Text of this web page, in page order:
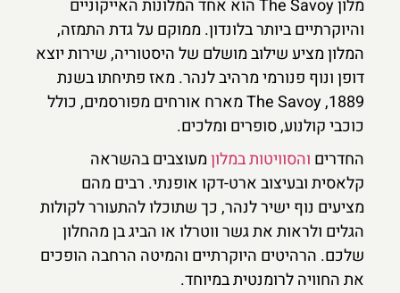
מלון The Savoy הוא אחד המלונות האייקוניים
והיוקרתיים ביותר בלונדון. ממוקם על גדת התמזה,
המלון מציע שילוב מושלם של היסטוריה, שירות יוצא
דופן ונוף פנורמי מרהיב לנהר. מאז פתיחתו בשנת
1889, The Savoy מארח אורחים מפורסמים, כולל
כוכבי קולנוע, סופרים ומלכים.
החדריםוהסוויטות במלוןמעוצבים בהשראה
קלאסית ובעיצוב ארט-דקו אופנתי. רבים מהם
מציעים נוף ישיר לנהר, כך שתוכלו להתעורר לקולות
הגלים ולראות את גשר ווטרלו או הביג בן מהחלון
שלכם. הרהיטים היוקרתיים והמיטה הרחבה הופכים
את החוויה לרומנטית במיוחד.